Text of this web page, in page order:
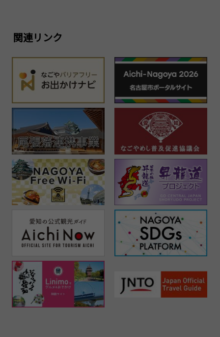
関連リンク